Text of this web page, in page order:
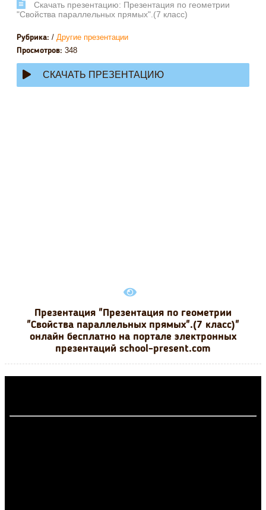
Cкачать презентацию: Презентация по геометрии
"Свойства параллельных прямых".(7 класс)
Рубрика: / Другие презентации
Просмотров: 348
СКАЧАТЬ ПРЕЗЕНТАЦИЮ
Презентация "Презентация по геометрии
"Свойства параллельных прямых".(7 класс)"
онлайн бесплатно на портале электронных
презентаций school-present.com